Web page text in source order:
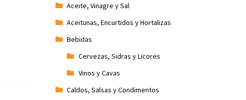
Aceite, Vinagre y Sal
Aceitunas, Encurtidos y Hortalizas
Bebidas
Cervezas, Sidras y Licores
Vinos y Cavas
Caldos, Salsas y Condimentos